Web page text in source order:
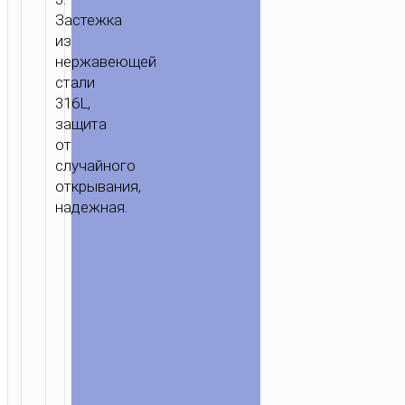
Застежка
из
нержавеющей
стали
316L,
защита
от
случайного
открывания,
надежная.